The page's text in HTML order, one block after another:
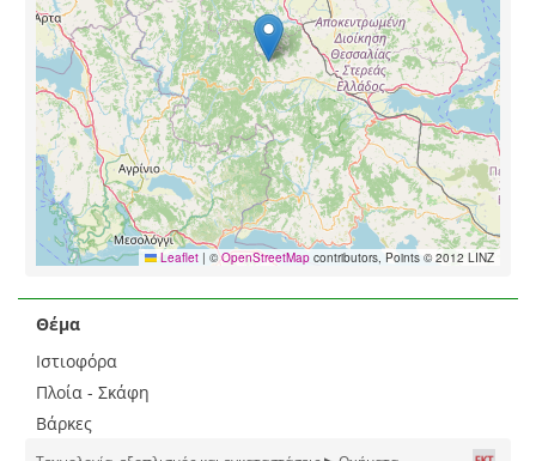
Leaflet | ©OpenStreetMap contributors, Points © 2012 LINZ
Θέμα
Ιστιοφόρα
Πλοία - Σκάφη
Βάρκες